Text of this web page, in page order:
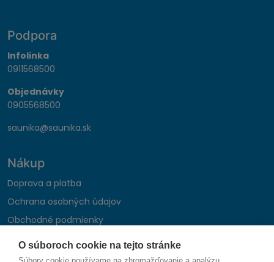
O súboroch cookie na tejto stránke
Podpora
Infolinka
0911568500
Objednávky
0905568500
saunika@saunika.sk
Nákup
Doprava a platba
Ochrana osobných údajov
Obchodné podmienky
Reklamačný poriadok
Montáž autohifi